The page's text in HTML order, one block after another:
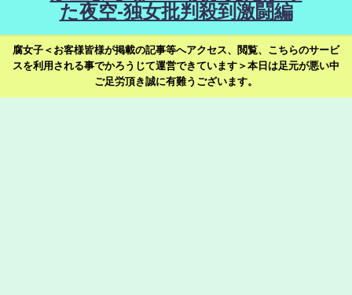
た夜空-独女批判殺到激闘編
腐女子＜お客様皆様が掲載の記事等へアクセス、閲覧、こちらのサービ
スを利用される事でかろうじて運営できています＞本日は足元が悪い中
ご足労頂き誠に有難うございます。